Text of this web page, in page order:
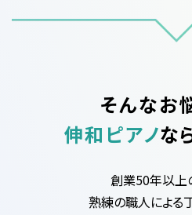
そんなお
伸和ピアノな
創業50年以上
熟練の職人による